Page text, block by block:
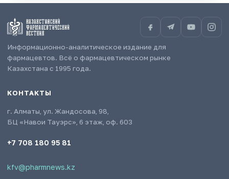
Информационно-аналитическое издание для
фармацевтов. Всё о фармацевтическом рынке
Казахстана с 1995 года.
КОНТАКТЫ
г. Алматы, ул. Жандосова, 98,
БЦ «Навои Тауэрс», 6 этаж, оф. 603
+7 708 180 95 81
kfv@pharmnews.kz